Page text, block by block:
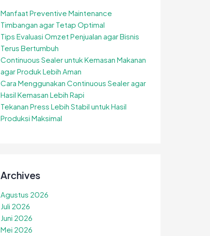
Manfaat Preventive Maintenance
Timbangan agar Tetap Optimal
Tips Evaluasi Omzet Penjualan agar Bisnis
Terus Bertumbuh
Continuous Sealer untuk Kemasan Makanan
agar Produk Lebih Aman
Cara Menggunakan Continuous Sealer agar
Hasil Kemasan Lebih Rapi
Tekanan Press Lebih Stabil untuk Hasil
Produksi Maksimal
Archives
Agustus 2026
Juli 2026
Juni 2026
Mei 2026